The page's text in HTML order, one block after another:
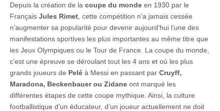
Depuis la création de la coupe du monde en 1930 par le
Français Jules Rimet , cette compétition n’a jamais cessée
n’augmenter sa popularité pour devenir aujourd’hui l’une des
manifestations sportives les plus importantes au même titre que
les Jeux Olympiques ou le Tour de France. La coupe du monde,
c’est une épreuve se déroulant tout les 4 ans et où les plus
grands joueurs de Pelé à Messi en passant par Cruyff,
Maradona, Beckenbauer ou Zidane ont marqué les
différentes étapes de cette coupe mythique. Ainsi, la culture
footballistique d’un éducateur, d’un joueur actuellement ne doit